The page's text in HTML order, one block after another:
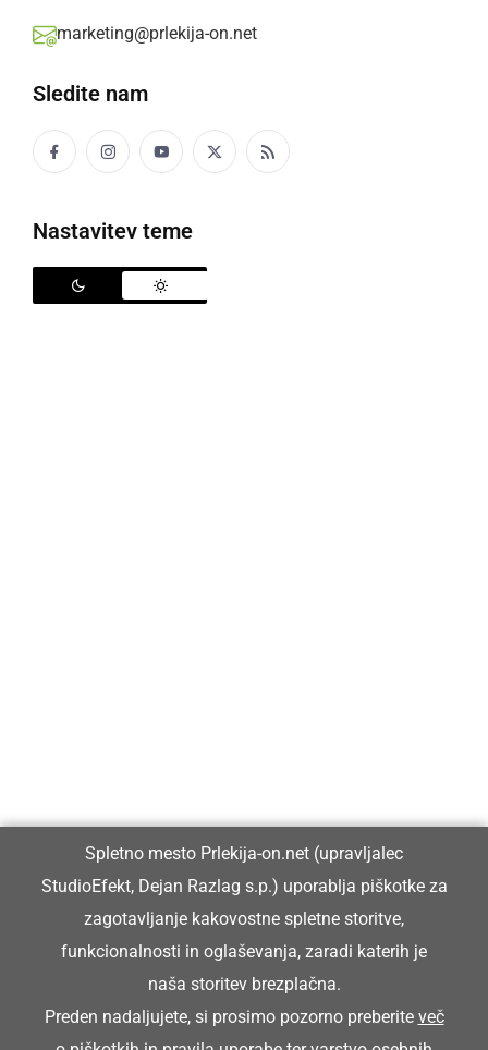
marketing@prlekija-on.net
Sledite nam
Nastavitev teme
Politika
Narava
Glavni in odgovorni urednik:
Dejan Razlag
info@prlekija-on.net
Spletno mesto Prlekija-on.net (upravljalec
StudioEfekt, Dejan Razlag s.p.) uporablja piškotke za
zagotavljanje kakovostne spletne storitve,
funkcionalnosti in oglaševanja, zaradi katerih je
naša storitev brezplačna.
Preden nadaljujete, si prosimo pozorno preberite več